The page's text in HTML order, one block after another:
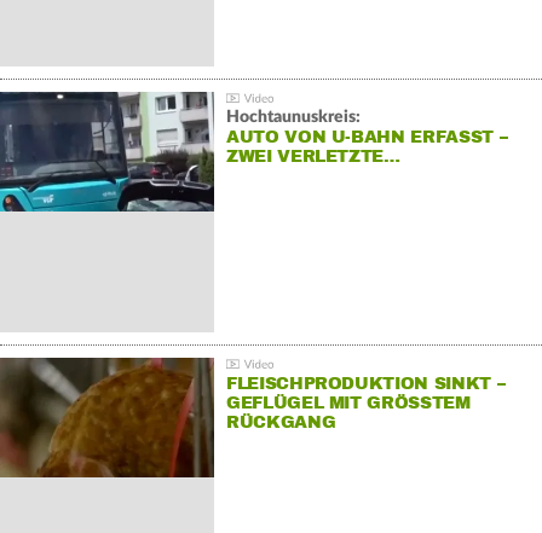
Hochtaunuskreis:
AUTO VON U-BAHN ERFASST –
ZWEI VERLETZTE…
FLEISCHPRODUKTION SINKT –
GEFLÜGEL MIT GRÖSSTEM R
ÜCKGANG